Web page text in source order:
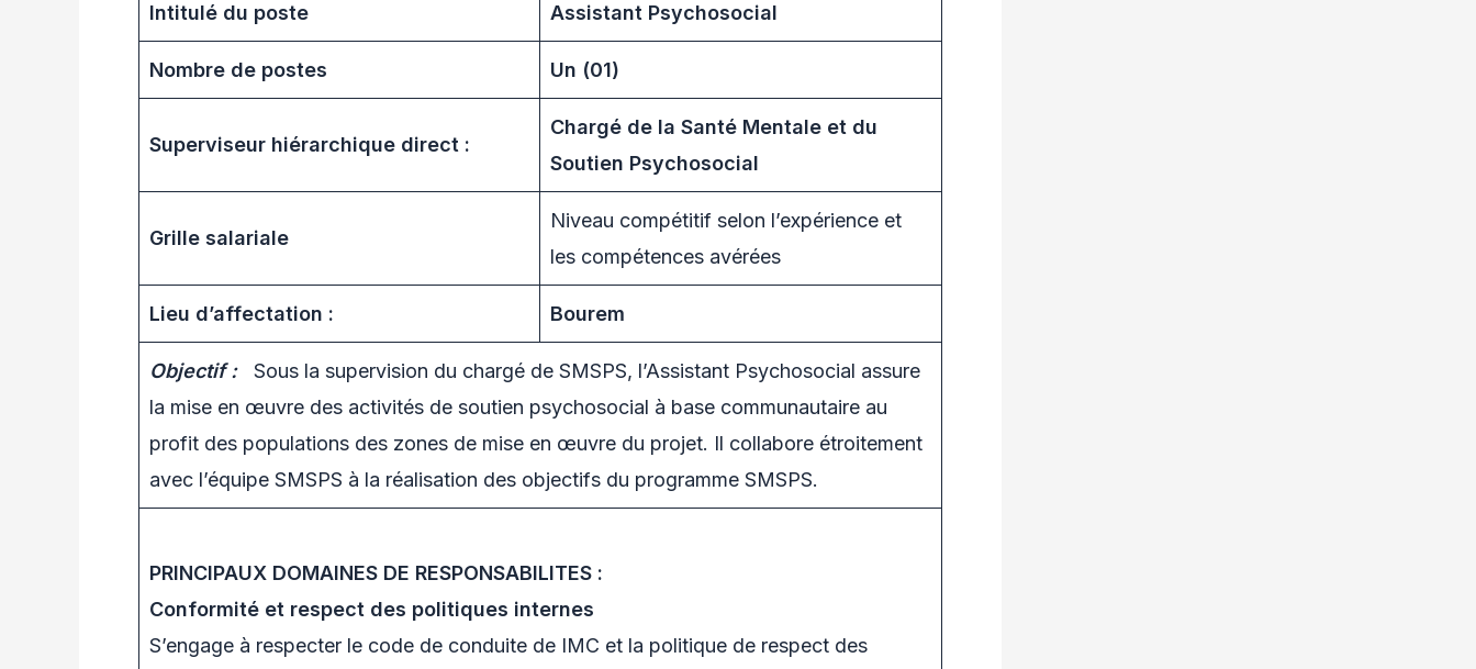
Intitulé du poste Assistant Psychosocial
Nombre de postes Un (01)
Superviseur hiérarchique direct :
Chargé de la Santé Mentale et du
Soutien Psychosocial
Grille salariale
Niveau compétitif selon l’expérience et
les compétences avérées
Lieu d’affectation : Bourem
Objectif :
Sous la supervision du chargé de SMSPS, l’Assistant Psychosocial assure
la mise en œuvre des activités de soutien psychosocial à base communautaire au
profit des populations des zones de mise en œuvre du projet. Il collabore étroitement
avec l’équipe SMSPS à la réalisation des objectifs du programme SMSPS.
PRINCIPAUX DOMAINES DE RESPONSABILITES :
Conformité et respect des politiques internes
S’engage à respecter le code de conduite de IMC et la politique de respect des